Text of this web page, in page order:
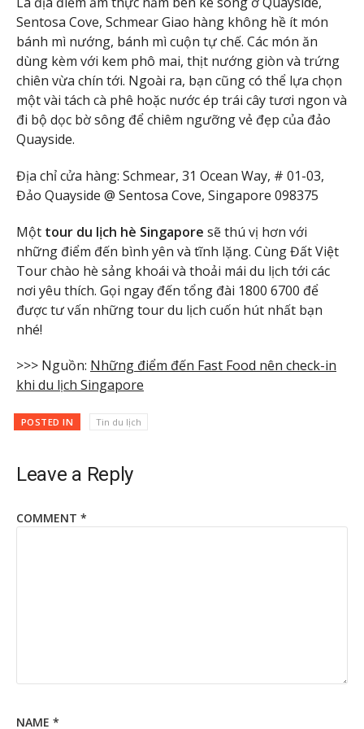
Sentosa Cove, Schmear Giao hàng không hề ít món
bánh mì nướng, bánh mì cuộn tự chế. Các món ăn
dùng kèm với kem phô mai, thịt nướng giòn và trứng
chiên vừa chín tới. Ngoài ra, bạn cũng có thể lựa chọn
một vài tách cà phê hoặc nước ép trái cây tươi ngon và
đi bộ dọc bờ sông để chiêm ngưỡng vẻ đẹp của đảo
Quayside.
Địa chỉ cửa hàng: Schmear, 31 Ocean Way, # 01-03,
Đảo Quayside @ Sentosa Cove, Singapore 098375
Một tour du lịch hè Singapore sẽ thú vị hơn với
những điểm đến bình yên và tĩnh lặng. Cùng Đất Việt
Tour chào hè sảng khoái và thoải mái du lịch tới các
nơi yêu thích. Gọi ngay đến tổng đài 1800 6700 để
được tư vấn những tour du lịch cuốn hút nhất bạn
nhé!
>>> Nguồn: Những điểm đến Fast Food nên check-in
khi du lịch Singapore
POSTED IN Tin du lịch
Leave a Reply
COMMENT *
NAME *